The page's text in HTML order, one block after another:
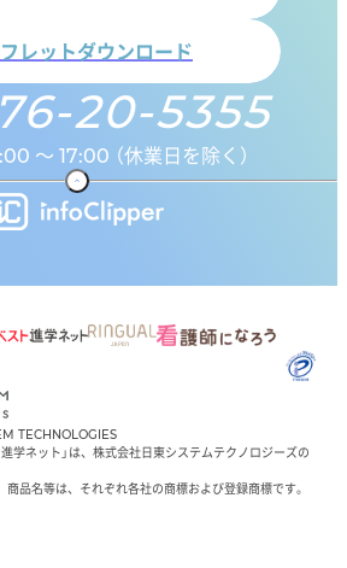
レットダウンロード
20-5355
～ 17:00 （休業日を除く）
TECHNOLOGIES
学ネット」は、株式会社日東システムテクノロジーズの
品名等は、それぞれ各社の商標および登録商標です。